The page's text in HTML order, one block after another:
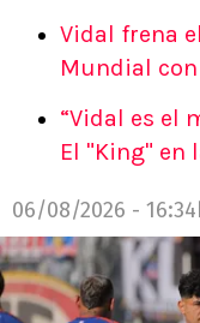
Vidal frena
Mundial
“Vidal es el
El "King" en
06/08/2026 -